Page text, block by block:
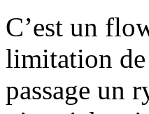
C’est un
limitation de
passage un